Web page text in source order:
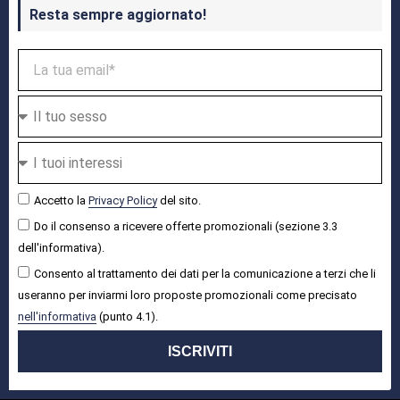
Resta sempre aggiornato!
Accetto la Privacy Policydel sito.
Do il consenso a ricevere offerte promozionali (sezione 3.3
dell'informativa).
Consento al trattamento dei dati per la comunicazione a terzi che li
useranno per inviarmi loro proposte promozionali come precisato
nell'informativa (punto 4.1).
ISCRIVITI